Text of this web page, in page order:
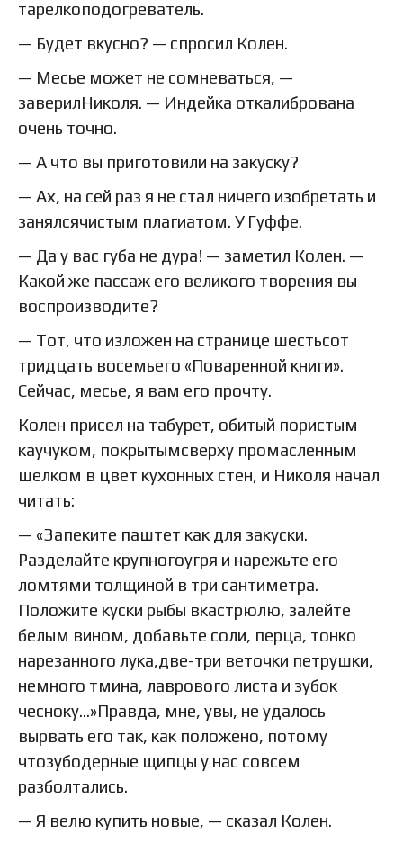
тарелкоподогреватель.
— Будет вкусно? — спросил Колен.
— Месье может не сомневаться, —
заверилНиколя. — Индейка откалибрована
очень точно.
— А что вы приготовили на закуску?
— Ах, на сей раз я не стал ничего изобретать и
занялсячистым плагиатом. У Гуффе.
— Да у вас губа не дура! — заметил Колен. —
Какой же пассаж его великого творения вы
воспроизводите?
— Тот, что изложен на странице шестьсот
тридцать восемьего «Поваренной книги».
Сейчас, месье, я вам его прочту.
Колен присел на табурет, обитый пористым
каучуком, покрытымсверху промасленным
шелком в цвет кухонных стен, и Николя начал
читать:
— «Запеките паштет как для закуски.
Разделайте крупногоугря и нарежьте его
ломтями толщиной в три сантиметра.
Положите куски рыбы вкастрюлю, залейте
белым вином, добавьте соли, перца, тонко
нарезанного лука,две-три веточки петрушки,
немного тмина, лаврового листа и зубок
чесноку…»Правда, мне, увы, не удалось
вырвать его так, как положено, потому
чтозубодерные щипцы у нас совсем
разболтались.
— Я велю купить новые, — сказал Колен.